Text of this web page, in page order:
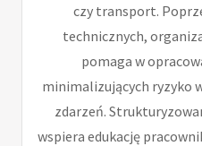
czy transport.
technicznych,
pomaga w
minimalizujących ryzyko
zdarzeń.
wspiera edukację